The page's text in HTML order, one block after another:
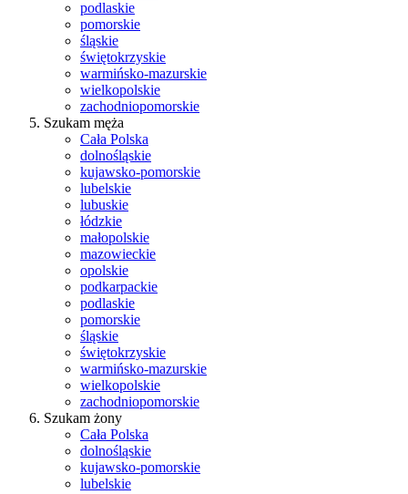
podlaskie
pomorskie
śląskie
świętokrzyskie
warmińsko-mazurskie
wielkopolskie
zachodniopomorskie
Szukam męża
Cała Polska
dolnośląskie
kujawsko-pomorskie
lubelskie
lubuskie
łódzkie
małopolskie
mazowieckie
opolskie
podkarpackie
podlaskie
pomorskie
śląskie
świętokrzyskie
warmińsko-mazurskie
wielkopolskie
zachodniopomorskie
Szukam żony
Cała Polska
dolnośląskie
kujawsko-pomorskie
lubelskie